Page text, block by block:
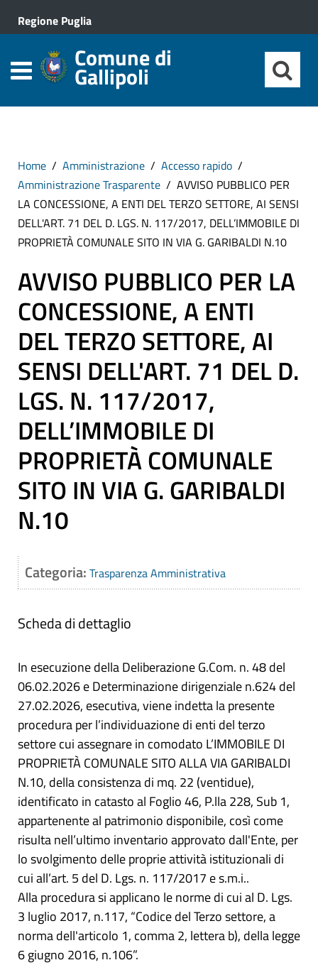
Regione Puglia
Comune di
Gallipoli
Home Amministrazione
Accesso rapido
Amministrazione Trasparente
AVVISO PUBBLICO PER
LA CONCESSIONE, A ENTI DEL TERZO SETTORE, AI SENSI
DELL'ART. 71 DEL D. LGS. N. 117/2017, DELL’IMMOBILE DI
PROPRIETÀ COMUNALE SITO IN VIA G. GARIBALDI N.10
AVVISO PUBBLICO PER LA
CONCESSIONE, A ENTI
DEL TERZO SETTORE, AI
SENSI DELL'ART. 71 DEL D.
LGS. N. 117/2017,
DELL’IMMOBILE DI
PROPRIETÀ COMUNALE
SITO IN VIA G. GARIBALDI
N.10
Categoria: Trasparenza Amministrativa
Scheda di dettaglio
In esecuzione della Deliberazione G.Com. n. 48 del
06.02.2026 e Determinazione dirigenziale n.624 del
27.02.2026, esecutiva, viene indetta la presente
procedura per l’individuazione di enti del terzo
settore cui assegnare in comodato L’IMMOBILE DI
PROPRIETÀ COMUNALE SITO ALLA VIA GARIBALDI
N.10, della consistenza di mq. 22 (ventidue),
identificato in catasto al Foglio 46, P.lla 228, Sub 1,
appartenente al patrimonio disponibile, così come
risulta nell’ultimo inventario approvato dall'Ente, per
lo svolgimento delle proprie attività istituzionali di
cui all’art. 5 del D. Lgs. n. 117/2017 e s.m.i..
Alla procedura si applicano le norme di cui al D. Lgs.
3 luglio 2017, n.117, “Codice del Terzo settore, a
norma dell'articolo 1, comma 2, lettera b), della legge
6 giugno 2016, n.106”.